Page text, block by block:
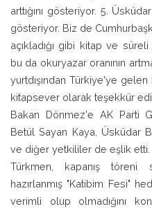
arttığını gösteriyor. 5.
gösteriyor. Biz de
açıkladığı gibi kitap ve süreli
bu da okuryazar oranının
yurtdışından Türkiye'ye
kitapsever olarak teşekkür
Bakan Dönmez'e AK Parti
Betül Sayan Kaya, Üsküdar
ve diğer yetkililer de eşlik etti.
Türkmen, kapanış töreni
hazırlanmış "Katibim Fesi"
verimli olup olmadığını